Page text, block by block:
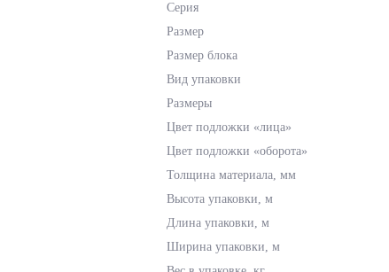
Серия
Размер
Размер блока
Вид упаковки
Размеры
Цвет подложки «лица»
Цвет подложки «оборота»
Толщина материала, мм
Высота упаковки, м
Длина упаковки, м
Ширина упаковки, м